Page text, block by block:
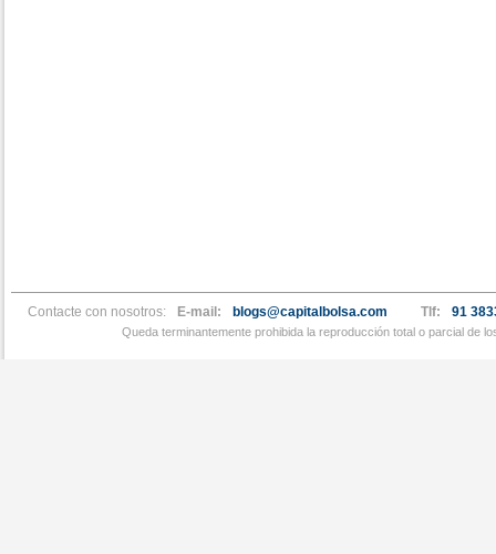
Contacte con nosotros: E-mail: blogs@capitalbolsa.com Tlf: 91
Queda terminantemente prohibida la reproducción total o parcial de